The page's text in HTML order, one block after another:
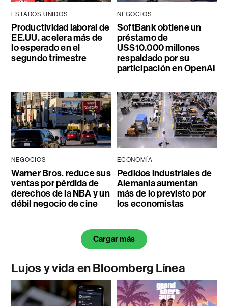
ESTADOS UNIDOS
Productividad laboral de
EE.UU. acelera más de
lo esperado en el
segundo trimestre
NEGOCIOS
SoftBank obtiene un
préstamo de
US$10.000 millones
respaldado por su
participación en OpenAI
NEGOCIOS
Warner Bros. reduce sus
ventas por pérdida de
derechos de la NBA y un
débil negocio de cine
ECONOMÍA
Pedidos industriales de
Alemania aumentan
más de lo previsto por
los economistas
Cargar más
Lujos y vida en Bloomberg Línea